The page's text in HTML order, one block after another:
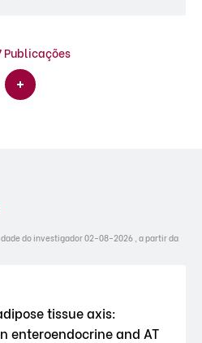
Publicações
do investigador 02-08-2026 , a partir da
tissue axis:
enteroendocrine and AT